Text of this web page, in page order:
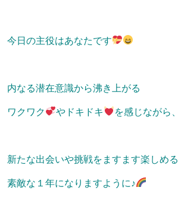
今日の主役はあなたです
内なる潜在意識から沸き上がる
ワクワク やドキドキ を感じながら、
新たな出会いや挑戦をますます楽しめる
素敵な１年になりますように♪